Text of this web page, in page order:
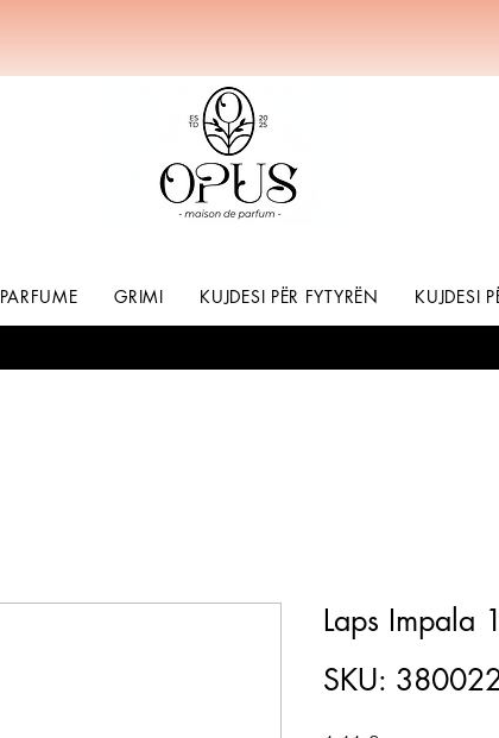
PARFUME GRIMI KUJDESI PËR FYTYRËN KUJDESI
Laps Impala
SKU: